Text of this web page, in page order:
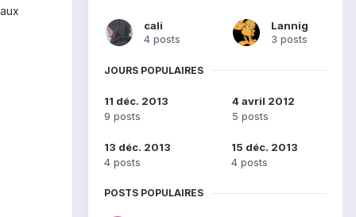
cali
4 posts
Lannig
3 posts
JOURS POPULAIRES
11 déc. 2013
9 posts
4 avril 2012
5 posts
13 déc. 2013
4 posts
15 déc. 2013
4 posts
POSTS POPULAIRES